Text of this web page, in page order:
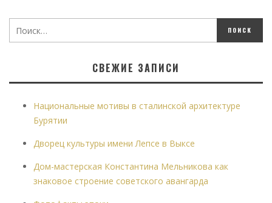
СВЕЖИЕ ЗАПИСИ
Национальные мотивы в сталинской архитектуре
Бурятии
Дворец культуры имени Лепсе в Выксе
Дом-мастерская Константина Мельникова как
знаковое строение советского авангарда